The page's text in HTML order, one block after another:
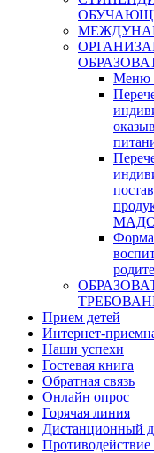
Меню
Форма
Прием детей
Интернет-
Наши успехи
Гостевая книга
Обратная связь
Онлайн опрос
Горячая линия
Дистанционный